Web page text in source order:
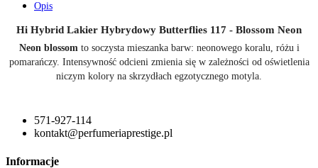
Opis
Hi Hybrid Lakier Hybrydowy Butterflies 117 - Blossom Neon
Neon blossom to soczysta mieszanka barw: neonowego koralu, różu i
pomarańczy. Intensywność odcieni zmienia się w zależności od oświetlenia
niczym kolory na skrzydłach egzotycznego motyla.
571-927-114
kontakt@perfumeriaprestige.pl
Informacje